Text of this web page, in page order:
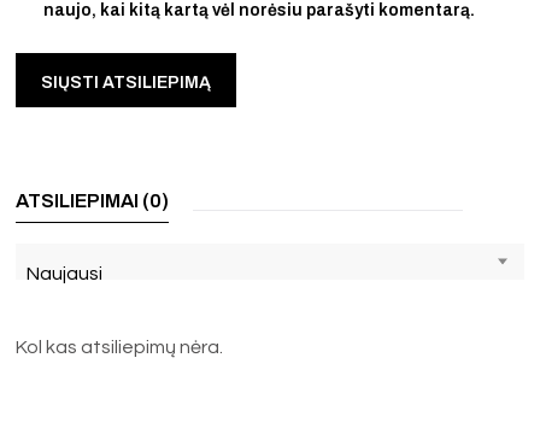
naujo, kai kitą kartą vėl norėsiu parašyti komentarą.
ATSILIEPIMAI (0)
Naujausi
Kol kas atsiliepimų nėra.